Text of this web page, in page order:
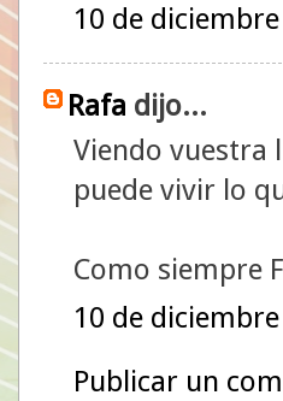
10 de
Rafa dijo...
Viendo vuestra
puede vivir lo
Como siempre
10 de
Publicar un